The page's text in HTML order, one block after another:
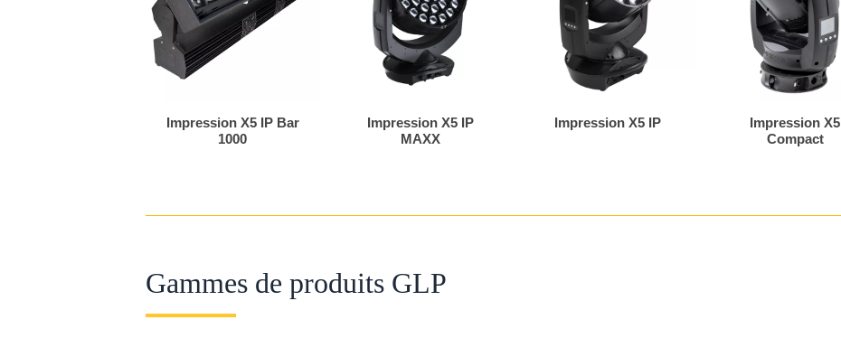
Impression X5 IP Bar
1000
Impression X5 IP
MAXX
Impression X5 IP
Impression X5
Compact
Gammes de produits GLP